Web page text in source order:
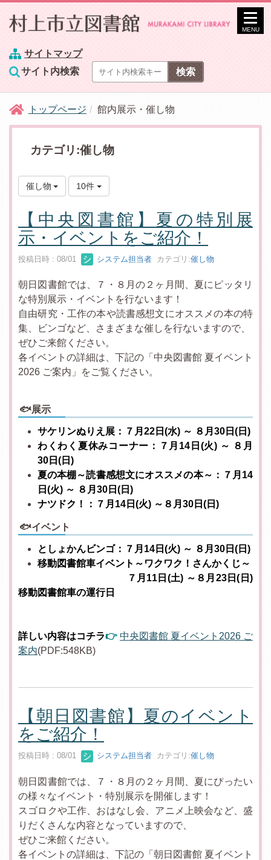
サイトマップ
サイト内検索
MENU
トップページ 館内展示・催し物
カテゴリ:催し物
催し物 10件
【中央図書館】夏の特別展
示・イベントをご紹介！
投稿日時 : 08/01 システム担当者 カテゴリ:催し物
朝日図書館では、７・８月の２ヶ月間、夏にピッタリ
な特別展示・イベントを行ないます！
自由研究・工作の本や読書感想文にオススメの本の特
集、ビンゴなど、さまざまな催しを行ないますので、
ぜひご来館ください。
各イベントの詳細は、下記の「中央図書館 夏イベント
2026 ご案内」をご覧ください。
🐟展示
サケリンぬりえ展：７月22日(水) ～ ８月30日(日)
わくわく夏休みコーナー：７月14日(火) ～ ８月
30日(日)
夏の本棚～読書感想文にオススメの本～：７月14
日(火) ～ ８月30日(日)
ナツドク！：７月14日(火) ～８月30日(日)
🐟イベント
としょかんビンゴ：７月14日(火) ～ ８月30日(日)
移動図書館車イベント～ワクワク！さんかくじ～
７月11日(土) ～８月23日(日)
移動図書館車の運行日
詳しい内容はコチラ👉 中央図書館 夏イベント2026 ご
案内(PDF:548KB)
【朝日図書館】夏のイベント
をご紹介！
投稿日時 : 08/01 システム担当者 カテゴリ:催し物
朝日図書館では、７・８月の２ヶ月間、夏にぴったい
の様々なイベント・特別展示を開催します！
スゴロクや工作、おはなし会、アニメ上映会など、盛
りだくさんな内容となっていますので、
ぜひご来館ください。
各イベントの詳細は、下記の「朝日図書館 夏イベント